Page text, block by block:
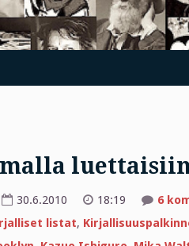
30.6.2010 18:19 6
listat,